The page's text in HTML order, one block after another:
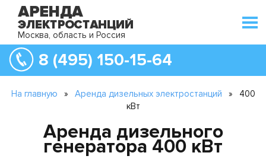
Москва, область и Россия
8 (495) 150-15-64
На главную » Аренда дизельных электростанций »
400
кВт
Аренда дизельного
генератора 400 кВт